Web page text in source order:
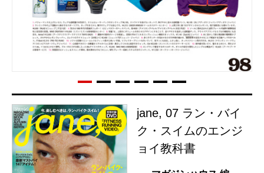
jane, 07 ラン・バイ
ク・スイムのエンジ
ョイ教科書